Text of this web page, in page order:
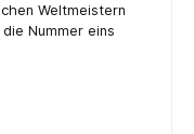
Weltmeistern
Nummer eins